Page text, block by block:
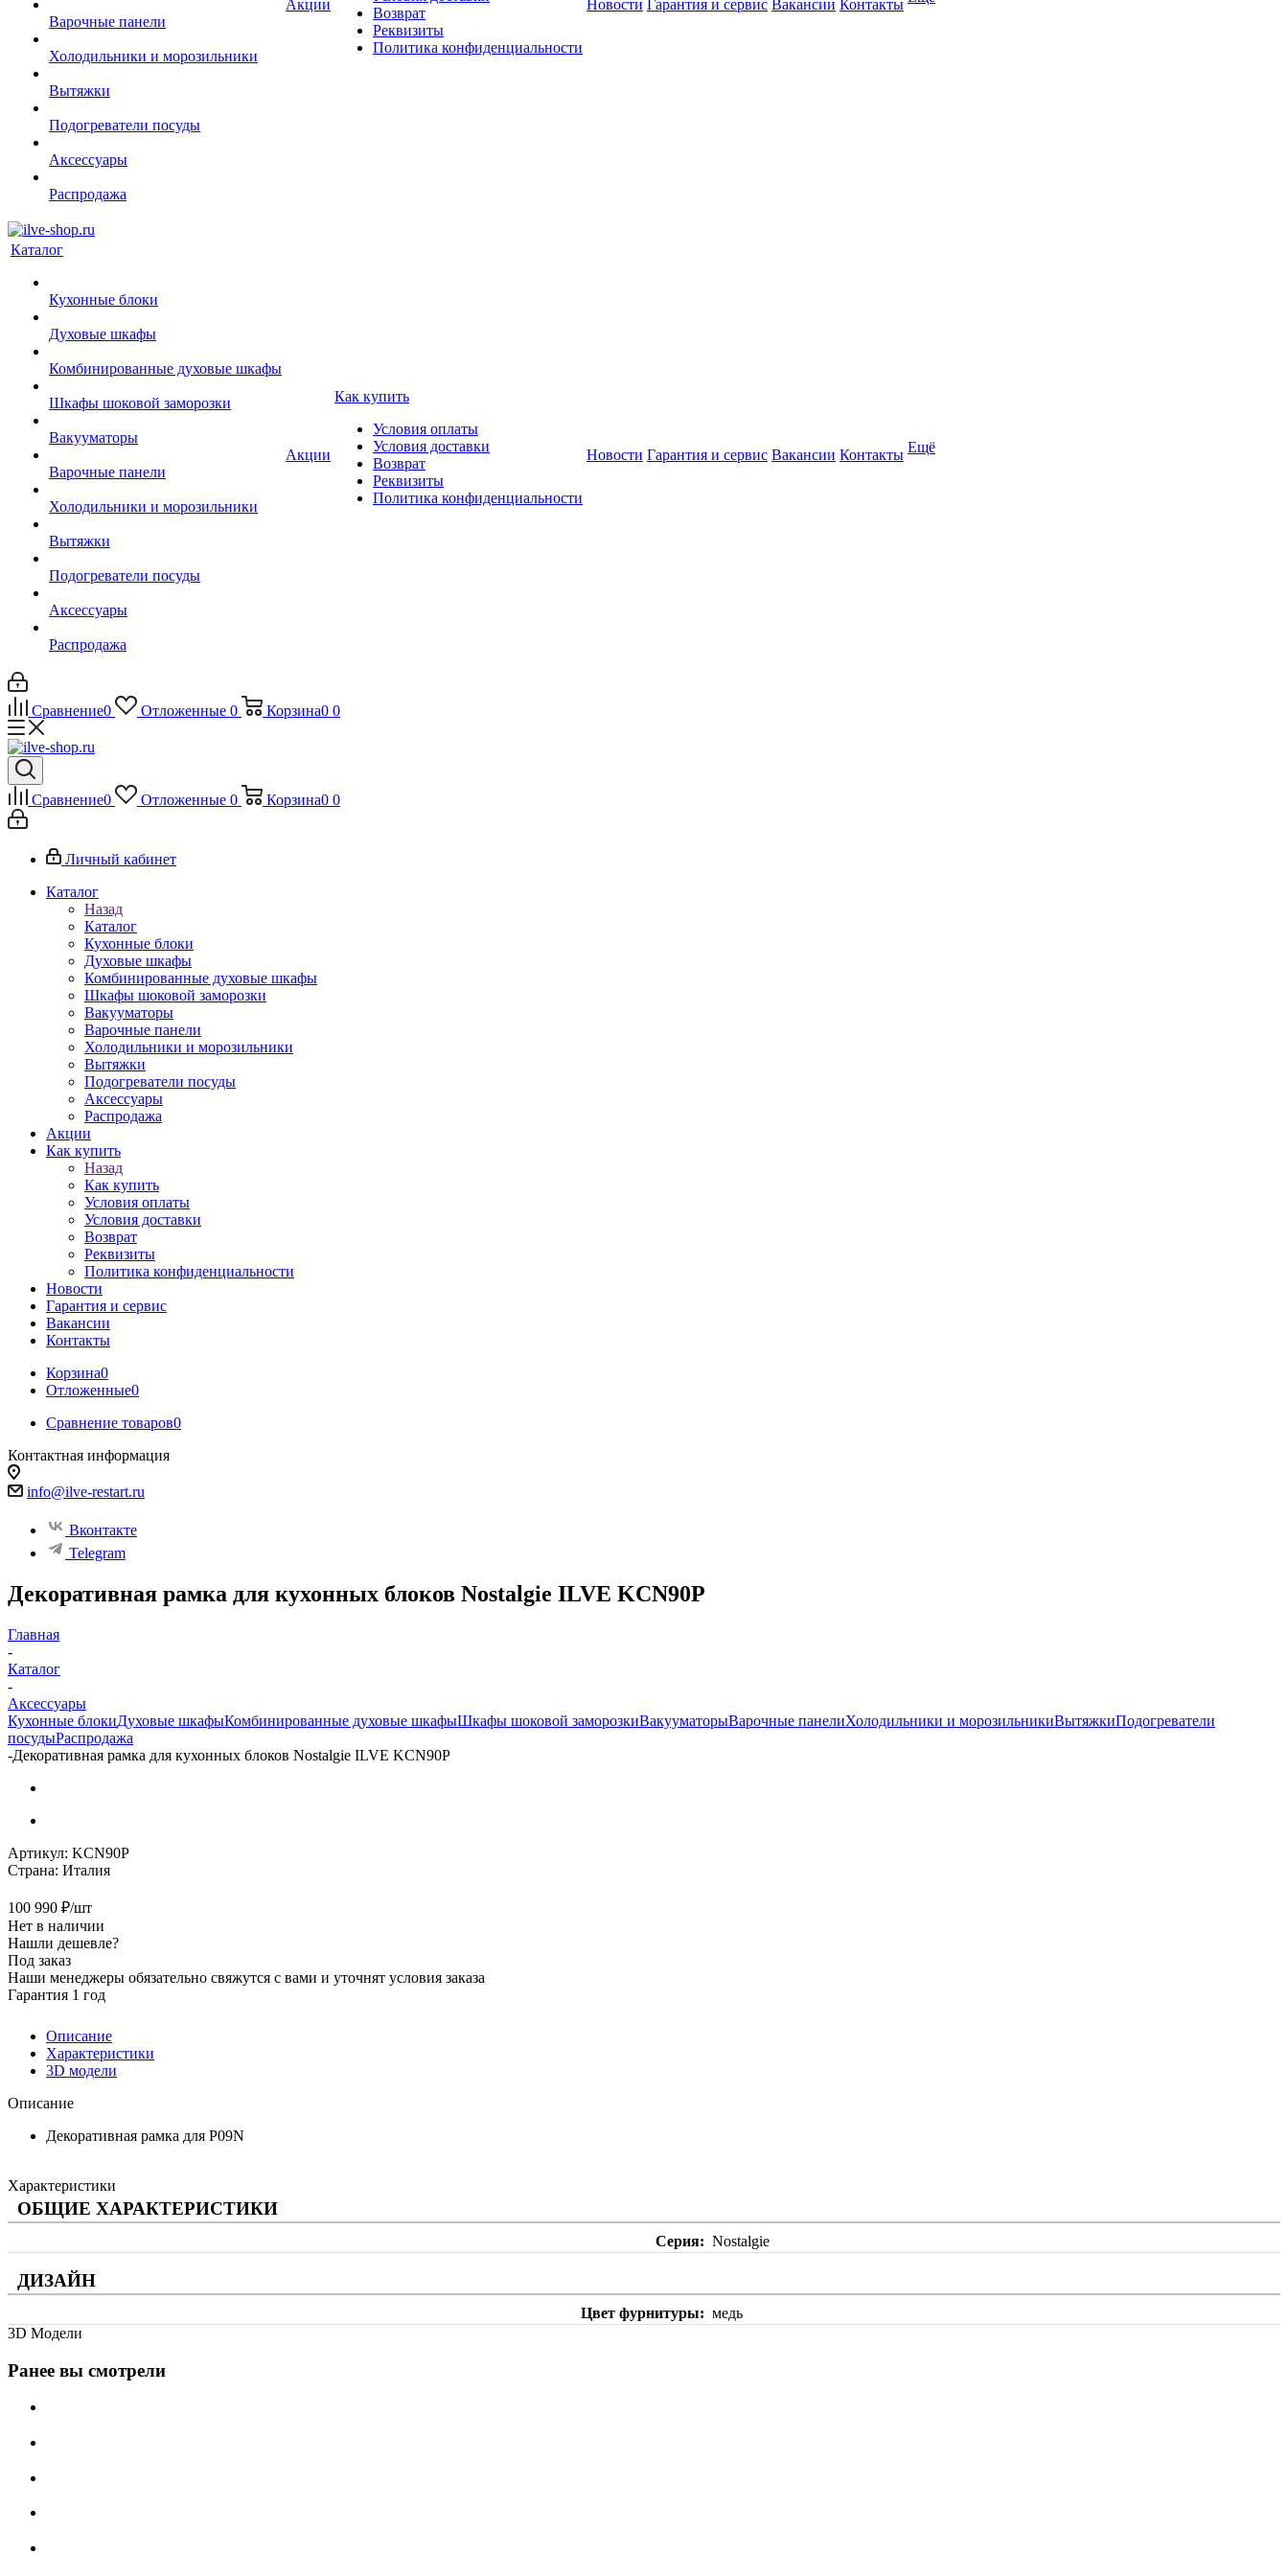
Варочные панели
Холодильники и морозильники
Вытяжки
Подогреватели посуды
Аксессуары
Распродажа
Акции
Возврат
Реквизиты
Политика конфиденциальности
Новости Гарантия и сервис Вакансии Контакты
Каталог
Кухонные блоки
Духовые шкафы
Комбинированные духовые шкафы
Шкафы шоковой заморозки
Вакууматоры
Варочные панели
Холодильники и морозильники
Вытяжки
Подогреватели посуды
Аксессуары
Распродажа
Акции
Как купить
Условия оплаты
Условия доставки
Возврат
Реквизиты
Политика конфиденциальности
Новости Гарантия и сервис Вакансии Контакты Ещё
Сравнение0 Отложенные 0 Корзина0 0
Сравнение0 Отложенные 0 Корзина0 0
Личный кабинет
Каталог
Назад
Каталог
Кухонные блоки
Духовые шкафы
Комбинированные духовые шкафы
Шкафы шоковой заморозки
Вакууматоры
Варочные панели
Холодильники и морозильники
Вытяжки
Подогреватели посуды
Аксессуары
Распродажа
Акции
Как купить
Назад
Как купить
Условия оплаты
Условия доставки
Возврат
Реквизиты
Политика конфиденциальности
Новости
Гарантия и сервис
Вакансии
Контакты
Корзина0
Отложенные0
Сравнение товаров0
Контактная информация
info@ilve-restart.ru
Вконтакте
Telegram
Декоративная рамка для кухонных блоков Nostalgie ILVE KCN90P
Главная
-
Каталог
-
Аксессуары
Кухонные блокиДуховые шкафыКомбинированные духовые шкафыШкафы шоковой заморозкиВакууматорыВарочные панелиХолодильники и морозильникиВытяжкиПодогреватели
посудыРаспродажа
-Декоративная рамка для кухонных блоков Nostalgie ILVE KCN90P
Артикул: KCN90P
Страна: Италия
100 990 ₽/шт
Нет в наличии
Нашли дешевле?
Под заказ
Наши менеджеры обязательно свяжутся с вами и уточнят условия заказа
Гарантия 1 год
Описание
Характеристики
3D модели
Описание
Декоративная рамка для P09N
Характеристики
ОБЩИЕ ХАРАКТЕРИСТИКИ
Серия Nostalgie
ДИЗАЙН
Цвет фурнитуры
медь
3D Модели
Ранее вы смотрели